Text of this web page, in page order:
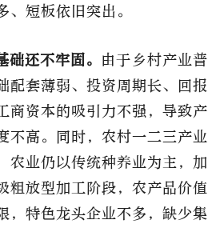
、短板依旧突出。
还不牢固。 由于乡村产业普
套薄弱、投资周期长、回报
商资本的吸引力不强，导致产
不高。同时，农村一二三产业
农业仍以传统种养业为主，加
粗放型加工阶段，农产品价值
，特色龙头企业不多，缺少集